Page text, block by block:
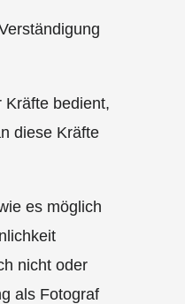
Kräfte bedient,
diese Kräfte
es möglich
nicht oder
als Fotograf